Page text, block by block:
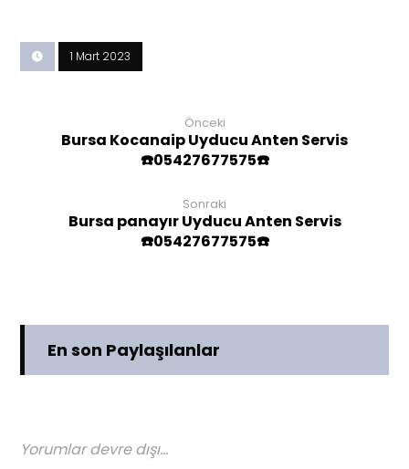
1 Mart 2023
Önceki
Bursa Kocanaip Uyducu Anten Servis
☎️05427677575☎️
Sonraki
Bursa panayır Uyducu Anten Servis
☎️05427677575☎️
En son Paylaşılanlar
Yorumlar devre dışı...